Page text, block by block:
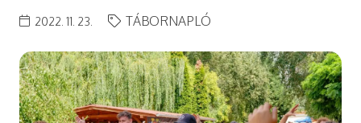
2022. 11. 23. TÁBORNAPLÓ